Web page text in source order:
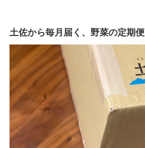
土佐から毎月届く、野菜の定期便